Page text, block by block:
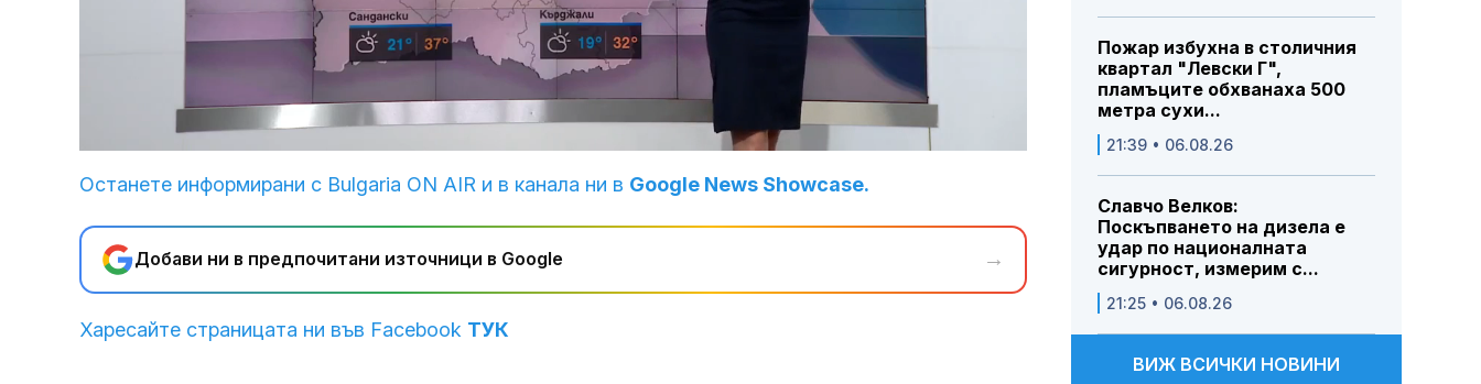
Останете информирани с Bulgaria ON AIR и в канала ни в Google News Showcase.
Добави ни в предпочитани източници в Google →
Харесайте страницата ни във Facebook ТУК
Пожар избухна в столичния
квартал "Левски Г",
пламъците обхванаха 500
метра сухи...
21:39 • 06.08.26
Славчо Велков:
Поскъпването на дизела е
удар по националната
сигурност, измерим с...
21:25 • 06.08.26
ВИЖ ВСИЧКИ НОВИНИ